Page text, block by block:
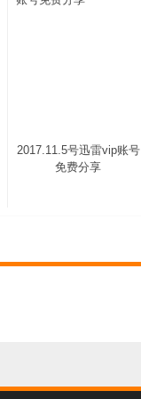
2017.11.5号迅雷vip账号
免费分享